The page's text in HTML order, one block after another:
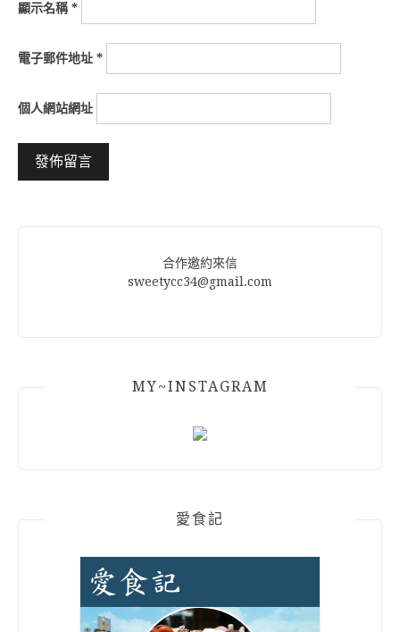
顯示名稱*
電子郵件地址 *
個人網站網址
合作邀約來信
sweetycc34@gmail.com
MY~INSTAGRAM
愛食記